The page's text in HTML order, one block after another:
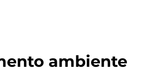
ambiente